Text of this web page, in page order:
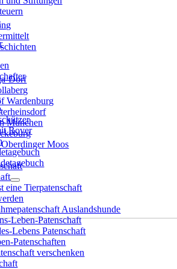
Rover
Dorf
Wardenburg
München
Moos
eine Tierpatenschaft
Auslandshunde
Leben-Patenschaft
Lebens Patenschaft
Patenschaften
verschenken